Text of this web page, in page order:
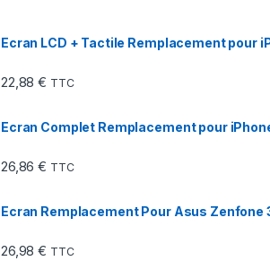
Ecran LCD + Tactile Remplacement pour
22,88€ TTC
Ecran Complet Remplacement pour
26,86€ TTC
Ecran Remplacement Pour Asus Zenfone
26,98€ TTC